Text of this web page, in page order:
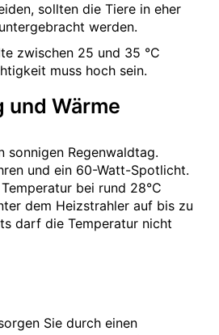
sollten die Tiere in eher
werden.
zwischen 25 und 35 °C
muss hoch sein.
und Wärme
sonnigen Regenwaldtag.
und ein 60-Watt-Spotlicht.
bei rund 28°C
dem Heizstrahler auf bis zu
darf die Temperatur nicht
Sie durch einen